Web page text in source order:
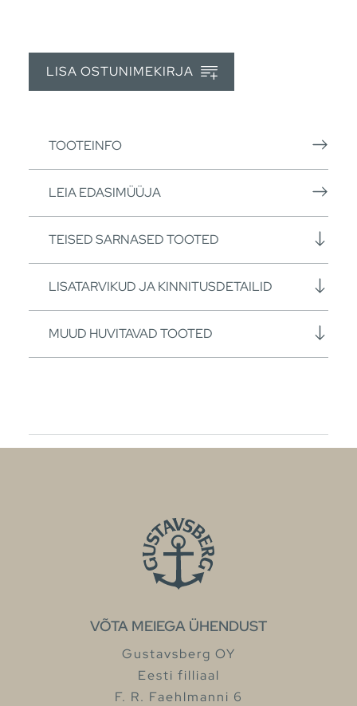
LISA OSTUNIMEKIRJA
TOOTEINFO
LEIA EDASIMÜÜJA
TEISED SARNASED TOOTED
LISATARVIKUD JA KINNITUSDETAILID
MUUD HUVITAVAD TOOTED
VÕTA MEIEGA ÜHENDUST
Gustavsberg OY
Eesti filliaal
F. R. Faehlmanni 6